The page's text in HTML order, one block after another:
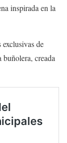
inspirada en la
de
buñolera, creada